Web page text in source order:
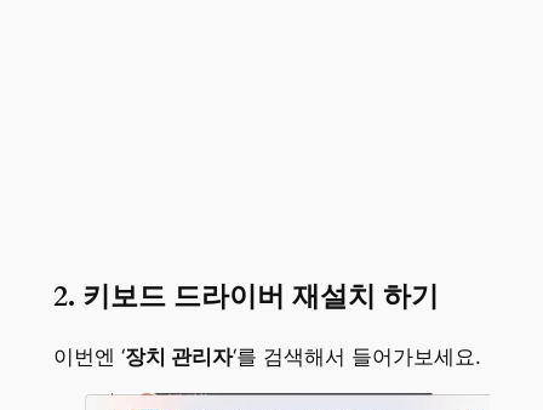
2. 키보드 드라이버 재설치 하기
이번엔 ‘장치 관리자‘를 검색해서 들어가보세요.